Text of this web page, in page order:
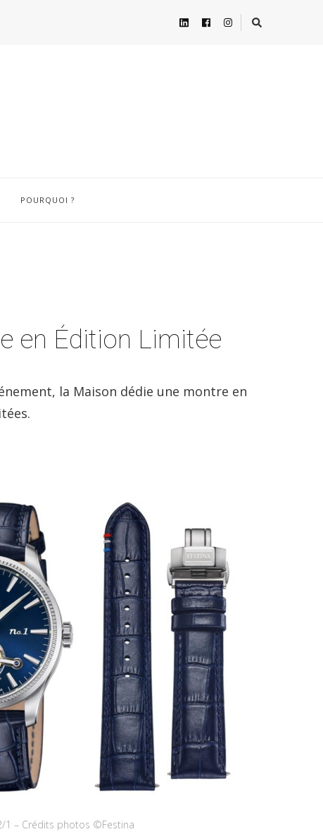
POURQUOI ?
en Édition Limitée
la Maison dédie une montre en
1 – Crédits photos ©Festina